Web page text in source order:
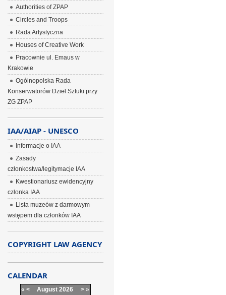
Authorities of ZPAP
Circles and Troops
Rada Artystyczna
Houses of Creative Work
Pracownie ul. Emaus w
Krakowie
Ogólnopolska Rada
Konserwatorów Dzieł Sztuki przy
ZG ZPAP
IAA/AIAP - UNESCO
Informacje o IAA
Zasady
członkostwa/legitymacje IAA
Kwestionariusz ewidencyjny
członka IAA
Lista muzeów z darmowym
wstępem dla członków IAA
COPYRIGHT LAW AGENCY
CALENDAR
« < August 2026 > »